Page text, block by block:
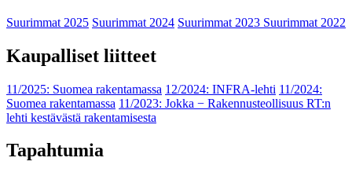
Suurimmat 2025 Suurimmat 2024 Suurimmat 2023 Suurimmat 2022
Kaupalliset liitteet
11/2025: Suomea rakentamassa 12/2024: INFRA-lehti 11/2024:
Suomea rakentamassa 11/2023: Jokka − Rakennusteollisuus RT:n
lehti kestävästä rakentamisesta
Tapahtumia